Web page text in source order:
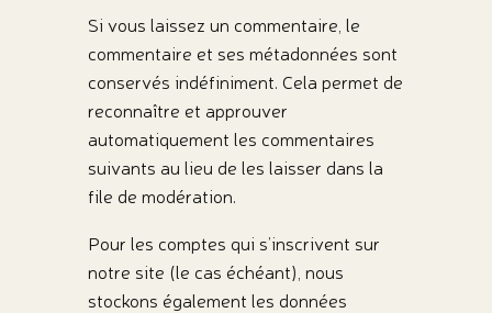
Si vous laissez un commentaire, le
commentaire et ses métadonnées sont
conservés indéfiniment. Cela permet de
reconnaître et approuver
automatiquement les commentaires
suivants au lieu de les laisser dans la
file de modération.
Pour les comptes qui s’inscrivent sur
notre site (le cas échéant), nous
stockons également les données